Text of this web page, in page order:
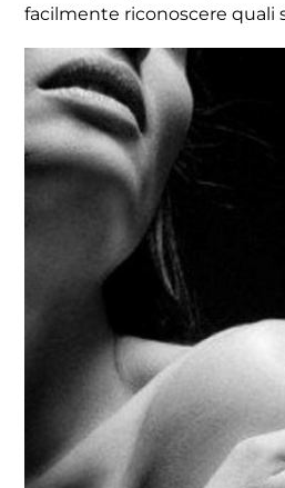
facilmente riconoscere quali